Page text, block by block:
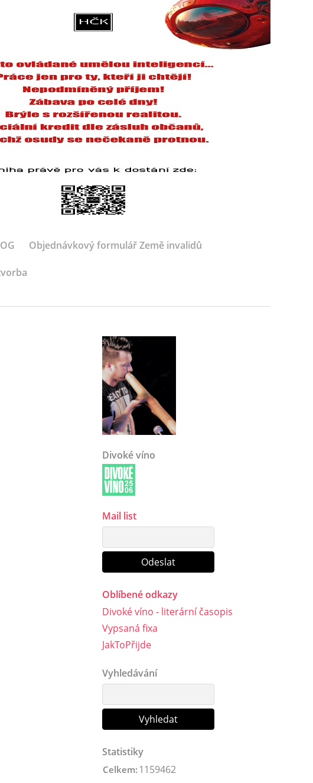
Objednávkový formulář Země invalidů
Divoké víno
Mail list
Oblíbené odkazy
Divoké víno - literární časopis
Vypsaná fixa
JakToPřijde
Vyhledávání
Statistiky
Celkem: 1159462